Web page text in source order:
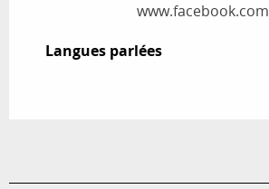
www.facebook.com
Langues parlées
Langues parlées